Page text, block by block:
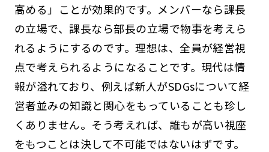
高める」ことが効果的です。メンバーなら課長
の立場で、課長なら部長の立場で物事を考えら
れるようにするのです。理想は、全員が経営視
点で考えられるようになることです。現代は情
報が溢れており、例えば新人がSDGsについて経
営者並みの知識と関心をもっていることも珍し
くありません。そう考えれば、誰もが高い視座
をもつことは決して不可能ではないはずです。